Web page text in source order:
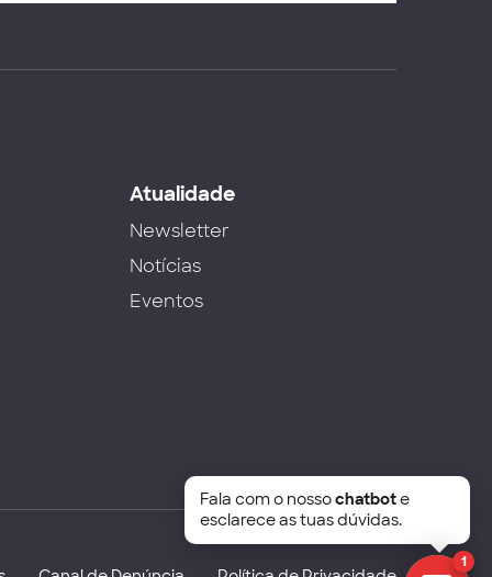
Atualidade
Newsletter
Notícias
Eventos
1
Fala com o nossochatbote
esclarece as tuas dúvidas.